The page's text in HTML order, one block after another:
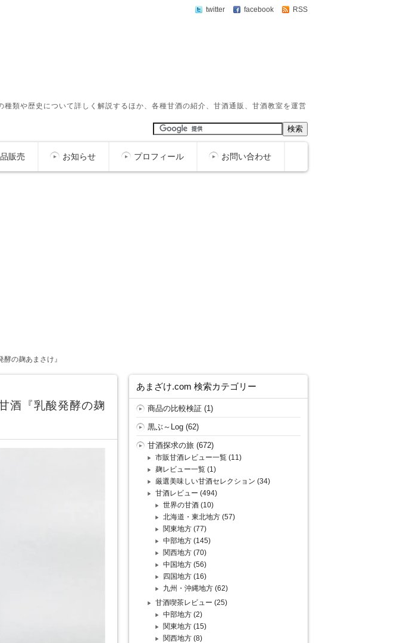
twitter facebook RSS
類や歴史について詳しく解説するほか、各種甘酒の紹介、甘酒通販、甘酒教室を運営
販売 お知らせ プロフィール お問い合わせ
の麹あまさけ』
酒『乳酸発酵の麹
あまざけ.com 検索カテゴリー
商品の比較検証 (1)
黒ぶ～Log (62)
甘酒探求の旅 (672)
市販甘酒レビュー一覧 (11)
麹レビュー一覧 (1)
厳選美味しい甘酒セレクション (34)
甘酒レビュー (494)
世界の甘酒 (10)
北海道・東北地方 (57)
関東地方 (77)
中部地方 (145)
関西地方 (70)
中国地方 (56)
四国地方 (16)
九州・沖縄地方 (62)
甘酒喫茶レビュー (25)
中部地方 (2)
関東地方 (15)
関西地方 (8)